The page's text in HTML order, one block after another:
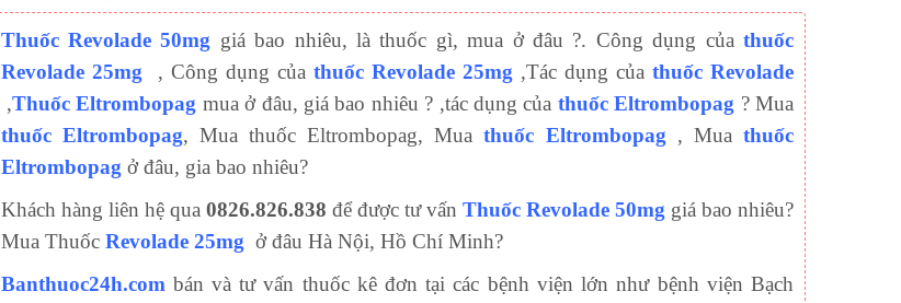
Thuốc Revolade 50mg giá bao nhiêu, là thuốc gì, mua ở đâu ?. Công dụng của thuốc
Revolade 25mg , Công dụng của thuốc Revolade 25mg ,Tác dụng của thuốc Revolade
,Thuốc Eltrombopag mua ở đâu, giá bao nhiêu ? ,tác dụng của thuốc Eltrombopag ? Mua
thuốc Eltrombopag, Mua thuốc Eltrombopag, Muathuốc Eltrombopag , Muathuốc
Eltrombopag ở đâu, gia bao nhiêu?
Khách hàng liên hệ qua 0826.826.838 để được tư vấn Thuốc Revolade 50mg giá bao nhiêu?
Mua Thuốc Revolade 25mg ở đâu Hà Nội, Hồ Chí Minh?
Banthuoc24h.com bán và tư vấn thuốc kê đơn tại các bệnh viện lớn như bệnh viện Bạch